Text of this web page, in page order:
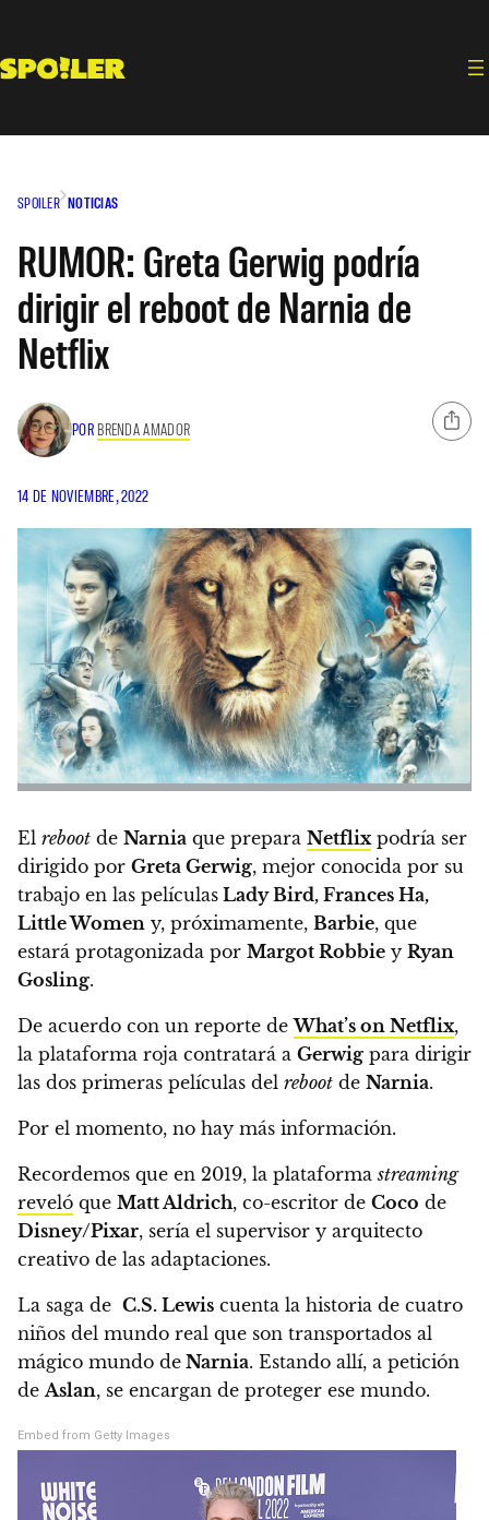
contenido
SPOILER NOTICIAS
RUMOR: Greta Gerwig podría
dirigir el reboot de Narnia de
Netflix
POR BRENDA AMADOR
14 DE NOVIEMBRE, 2022
El reboot de Narnia que prepara Netflixpodría ser
dirigido por Greta Gerwig, mejor conocida por su
trabajo en las películas Lady Bird, Frances Ha,
Little Women y, próximamente, Barbie, que
estará protagonizada por Margot Robbie y Ryan
Gosling.
De acuerdo con un reporte deWhat’s on Netflix,
la plataforma roja contratará a Gerwig para dirigir
las dos primeras películas del reboot de Narnia.
Por el momento, no hay más información.
Recordemos que en 2019, la plataformastreaming
reveló que Matt Aldrich, co-escritor de Coco de
Disney/Pixar, sería el supervisor y arquitecto
creativo de las adaptaciones.
La saga de C.S. Lewis cuenta la historia de cuatro
niños del mundo real que son transportados al
mágico mundo de Narnia. Estando allí, a petición
deAslan, se encargan de proteger ese mundo.
Embed from Getty Images